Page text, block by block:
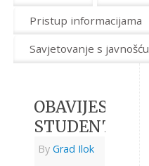
Pristup informacijama
Savjetovanje s javnošću
OBAVIJEST
STUDENTIMA
By Grad Ilok